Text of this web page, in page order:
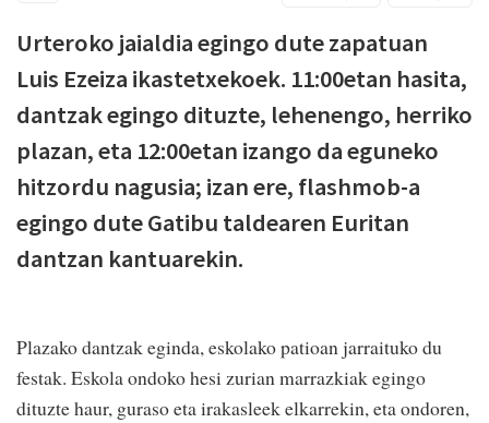
Urteroko jaialdia egingo dute zapatuan
Luis Ezeiza ikastetxekoek. 11:00etan hasita,
dantzak egingo dituzte, lehenengo, herriko
plazan, eta 12:00etan izango da eguneko
hitzordu nagusia; izan ere, flashmob-a
egingo dute Gatibu taldearen Euritan
dantzan kantuarekin.
Plazako dantzak eginda, eskolako patioan jarraituko du
festak. Eskola ondoko hesi zurian marrazkiak egingo
dituzte haur, guraso eta irakasleek elkarrekin, eta ondoren,